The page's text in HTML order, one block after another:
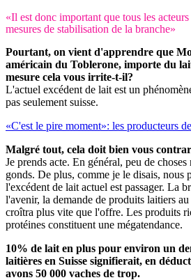
«Il est donc important que tous les
mesures de stabilisation de la branche»
Pourtant, on vient d'apprendre que
américain du Toblerone, importe du
mesure cela vous irrite-t-il?
L'actuel excédent de lait est un
pas seulement suisse.
«C'est le pire moment»: les producteurs
Malgré tout, cela doit bien vous
Je prends acte. En général, peu de
gonds. De plus, comme je le disais, nous
l'excédent de lait actuel est passager. La
l'avenir, la demande de produits laitiers
croîtra plus vite que l'offre. Les produits
protéines constituent une mégatendance.
10% de lait en plus pour environ un
laitières en Suisse signifierait, en
avons 50 000 vaches de trop.